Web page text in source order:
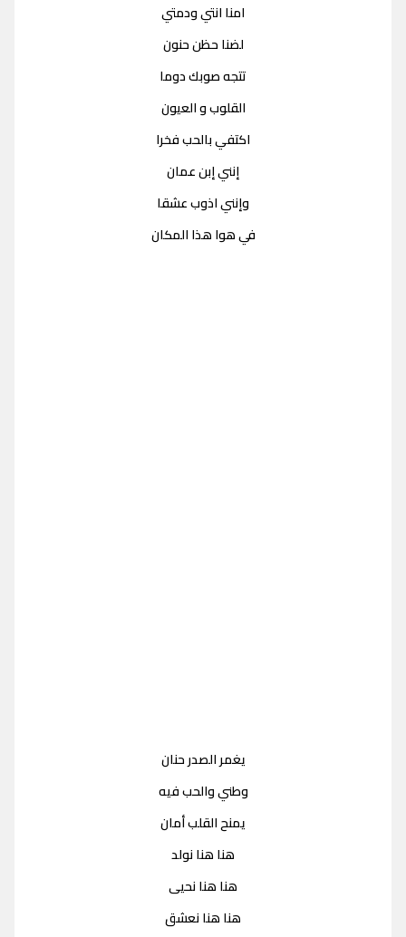
امنا انتي ودمتي
لضنا حظن حنون
تتجه صوبك دوما
القلوب و العيون
اكتفي بالحب فخرا
إنني إبن عمان
وإنني اذوب عشقا
في هوا هذا المكان
يغمر الصدر حنان
وطني والحب فيه
يمنح القلب أمان
هنا هنا نولد
هنا هنا نحيى
هنا هنا نعشق